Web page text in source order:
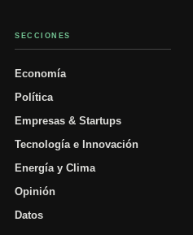
SECCIONES
Economía
Política
Empresas & Startups
Tecnología e Innovación
Energía y Clima
Opinión
Datos